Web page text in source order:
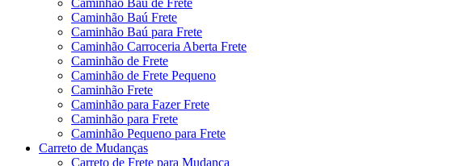
Caminhão Baú Frete
Caminhão Baú para Frete
Caminhão Carroceria Aberta Frete
Caminhão de Frete
Caminhão de Frete Pequeno
Caminhão Frete
Caminhão para Fazer Frete
Caminhão para Frete
Caminhão Pequeno para Frete
Carreto de Mudanças
Carreto de Frete para Mudança